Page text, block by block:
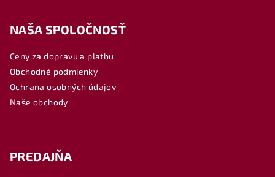
NAŠA SPOLOČNOSŤ
Ceny za dopravu a platbu
Obchodné podmienky
Ochrana osobných údajov
Naše obchody
PREDAJŇA